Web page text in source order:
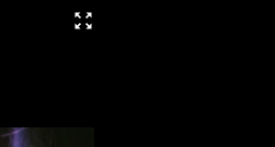
Vollbild